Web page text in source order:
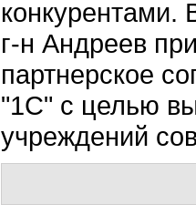
конкурентами.
г-н Андреев
партнерское
"1С" с целью
учреждений